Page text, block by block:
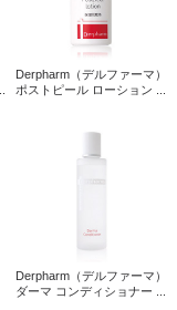
Derpharm（デルファーマ）
ポストピール ローション ...
Derpharm（デルファーマ）
ダーマ コンディショナー ...